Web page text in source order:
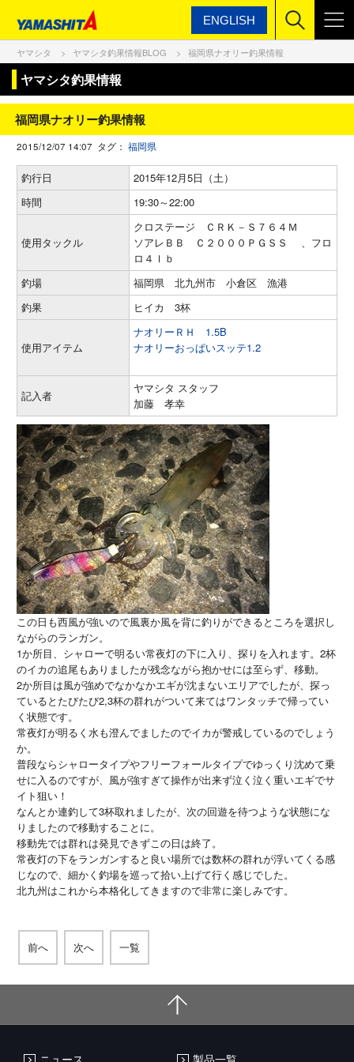
ENGLISH
ヤマシタ ヤマシタ釣果情報BLOG 福岡県ナオリー釣果情報
ヤマシタ釣果情報
福岡県ナオリー釣果情報
2015/12/07 14:07 タグ： 福岡県
釣行日
2015年12月5日（土）
時間
19:30～22:00
使用タックル
クロステージ ＣＲＫ－Ｓ７６４Ｍ
ソアレＢＢ Ｃ２０００ＰＧＳＳ 、フロ
ロ４ｌｂ
釣場
福岡県 北九州市 小倉区 漁港
釣果
ヒイカ 3杯
使用アイテム
ナオリーＲＨ 1.5B
ナオリーおっぱいスッテ1.2
記入者
ヤマシタ スタッフ
加藤 孝幸
この日も西風が強いので風裏か風を背に釣りができるところを選択し
ながらのランガン。
1か所目、シャローで明るい常夜灯の下に入り、探りを入れます。2杯
のイカの追尾もありましたが残念ながら抱かせには至らず、移動。
2か所目は風が強めでなかなかエギが沈まないエリアでしたが、探っ
ているとたびたび2,3杯の群れがついて来てはワンタッチで帰ってい
く状態です。
常夜灯が明るく水も澄んでましたのでイカが警戒しているのでしょう
か。
普段ならシャロータイプやフリーフォールタイプでゆっくり沈めて乗
せに入るのですが、風が強すぎて操作が出来ず泣く泣く重いエギでサ
イト狙い！
なんとか連釣して3杯取れましたが、次の回遊を待つような状態にな
りましたので移動することに。
移動先では群れは発見できずこの日は終了。
常夜灯の下をランガンすると良い場所では数杯の群れが浮いてくる感
じなので、細かく釣場を巡って拾い上げて行く感じでした。
北九州はこれから本格化してきますので非常に楽しみです。
前へ 次へ 一覧
ニュース 製品一覧